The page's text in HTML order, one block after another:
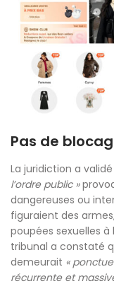
Pas de
La juridiction a validé
l’ordre public »
dangereuses ou
figuraient des
poupées sexuelles
tribunal a constaté
demeurait «
récurrente et